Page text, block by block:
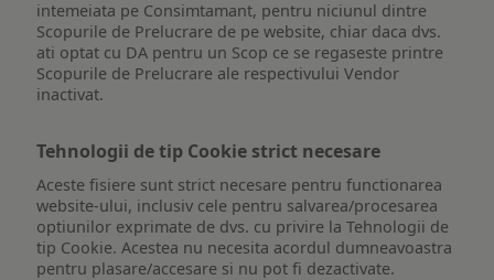
intemeiata pe Consimtamant, pentru niciunul dintre
Scopurile de Prelucrare de pe website, chiar daca dvs.
ati optat cu DA pentru un Scop ce se regaseste printre
Scopurile de Prelucrare ale respectivului Vendor
inactivat.
Tehnologii de tip Cookie strict necesare
Aceste fisiere sunt strict necesare pentru functionarea
website-ului, inclusiv cele pentru salvarea/procesarea
optiunilor exprimate de dvs. cu privire la Tehnologii de
tip Cookie. Acestea nu necesita acordul dumneavoastra
pentru plasare/accesare si nu pot fi dezactivate.